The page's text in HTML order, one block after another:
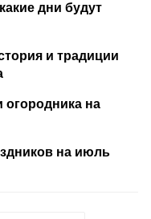
дни будут
и традиции
на
на июль